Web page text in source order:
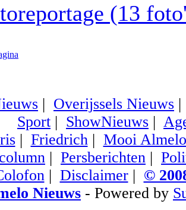
(13
| Overijssels Nieuws
Sport | ShowNieuws |
| Friedrich| Mooi Almelo
| Persberichten |
| Disclaimer| ©
Nieuws - Powered by